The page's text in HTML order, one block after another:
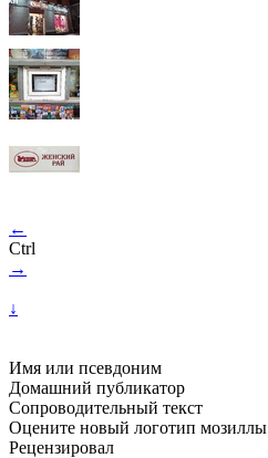
←
Ctrl
→
↓
Имя или псевдоним
Домашний публикатор
Сопроводительный текст
Оцените новый логотип мозиллы
Рецензировал